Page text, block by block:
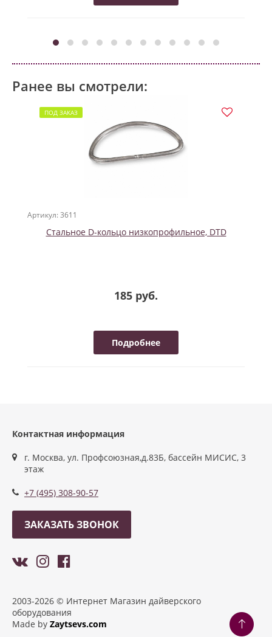
Ранее вы смотрели:
ПОД ЗАКАЗ
Артикул: 3611
Стальное D-кольцо низкопрофильное, DTD
185 руб.
Подробнее
Контактная информация
г. Москва, ул. Профсоюзная,д.83Б, бассейн МИСИС, 3
этаж
+7 (495) 308-90-57
ЗАКАЗАТЬ ЗВОНОК
2003-2026 © Интернет Магазин дайверского
оборудования
Made by Zaytsevs.com